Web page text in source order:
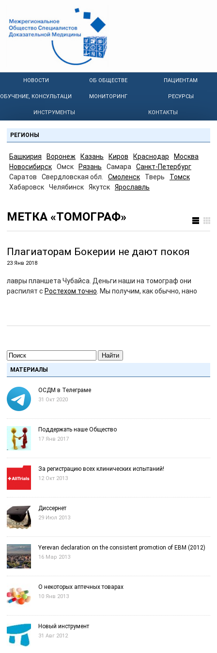
НОВОСТИ ОБ ОБЩЕСТВЕ ПАЦИЕНТАМ
ОБУЧЕНИЕ, КОНСУЛЬТАЦИИ МОНИТОРИНГ РЕСУРСЫ
ИНСТРУМЕНТЫ КОНТАКТЫ
РЕГИОНЫ
Башкирия Воронеж Казань Киров Краснодар
Москва
Новосибирск
Омск Рязань Самара
Санкт-Петербург
Саратов
Свердловская обл. Смоленск Тверь
Томск
Хабаровск
Челябинск Якутск Ярославль
МЕТКА «ТОМОГРАФ»
Плагиаторам Бокерии не дают покоя
23 Янв 2018
лавры планшета Чубайса. Деньги наши на томограф они
распилят с Ростехом точно . Мы получим, как обычно, нано
Найти
МАТЕРИАЛЫ
ОСДМ в Телеграме
31 Окт 2020
Поддержать наше Общество
17 Янв 2017
За регистрацию всех клинических испытаний!
12 Окт 2013
Диссернет
29 Июл 2013
Yerevan declaration on the consistent promotion of EBM (2012)
16 Мар 2013
О некоторых аптечных товарах
10 Янв 2013
Новый инструмент
31 Авг 2012